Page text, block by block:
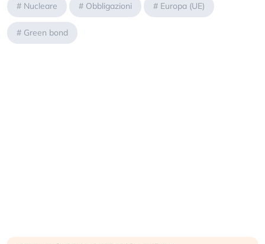
# Nucleare # Obbligazioni # Europa (UE)
# Green bond